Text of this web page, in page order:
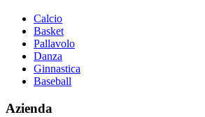
Calcio
Basket
Pallavolo
Danza
Ginnastica
Baseball
Azienda